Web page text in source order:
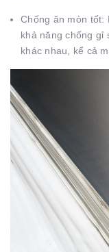
Chống ăn mòn tốt:
khả năng chống gỉ
khác nhau, kể cả